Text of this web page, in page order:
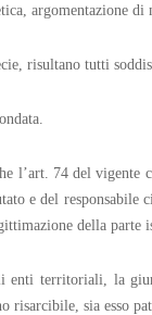
argomentazione
risultano tutti
l’art. 74 del
e del
della parte
territoriali, la
risarcibile, sia esso